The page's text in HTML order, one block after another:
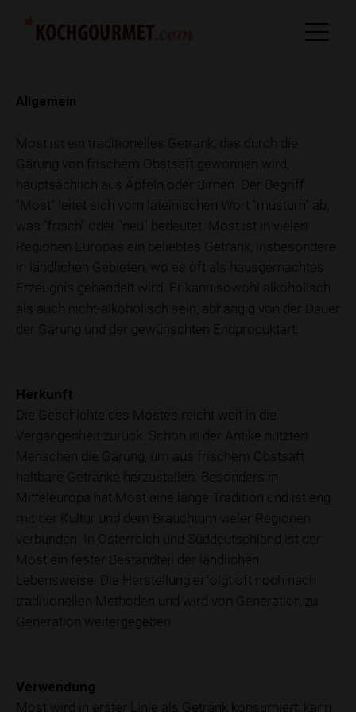
Allgemein
Most ist ein traditionelles Getränk, das durch die
Gärung von frischem Obstsaft gewonnen wird,
hauptsächlich aus Äpfeln oder Birnen. Der Begriff
"Most" leitet sich vom lateinischen Wort "mustum" ab,
was "frisch" oder "neu" bedeutet. Most ist in vielen
Regionen Europas ein beliebtes Getränk, insbesondere
in ländlichen Gebieten, wo es oft als hausgemachtes
Erzeugnis gehandelt wird. Er kann sowohl alkoholisch
als auch nicht-alkoholisch sein, abhängig von der Dauer
der Gärung und der gewünschten Endproduktart.
Herkunft
Die Geschichte des Mostes reicht weit in die
Vergangenheit zurück. Schon in der Antike nutzten
Menschen die Gärung, um aus frischem Obstsaft
haltbare Getränke herzustellen. Besonders in
Mitteleuropa hat Most eine lange Tradition und ist eng
mit der Kultur und dem Brauchtum vieler Regionen
verbunden. In Österreich und Süddeutschland ist der
Most ein fester Bestandteil der ländlichen
Lebensweise. Die Herstellung erfolgt oft noch nach
traditionellen Methoden und wird von Generation zu
Generation weitergegeben.
Verwendung
Most wird in erster Linie als Getränk konsumiert, kann